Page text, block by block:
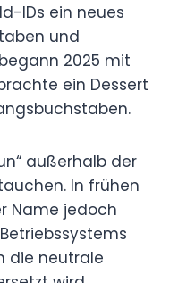
IDs ein neues
und
2025 mit
ein Dessert
außerhalb der
In frühen
Name jedoch
die neutrale